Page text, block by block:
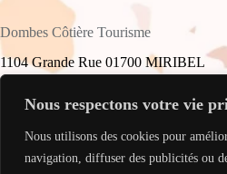
Nous respectons votre vie
Nous utilisons des cookies pour
navigation, diffuser des publicités ou
Dombes Côtière Tourisme
1104 Grande Rue 01700 MIRIBEL
+33(0)4 78 55 61 16
accueil@dombes-cotiere-tourisme.fr
Copyright © 2026 - Site réalisé parMy